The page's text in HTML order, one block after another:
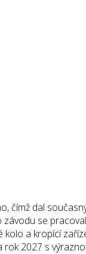
dal
se
a kropící
2027 s